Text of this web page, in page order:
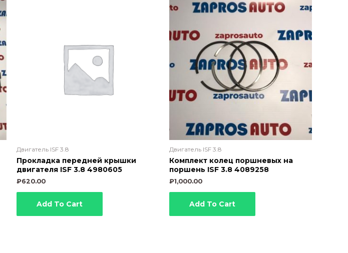
Двигатель ISF 3.8
Прокладка передней крышки
двигателя ISF 3.8 4980605
₽620.00
Add To Cart
Двигатель ISF 3.8
Комплект колец поршневых на
поршень ISF 3.8 4089258
₽1,000.00
Add To Cart